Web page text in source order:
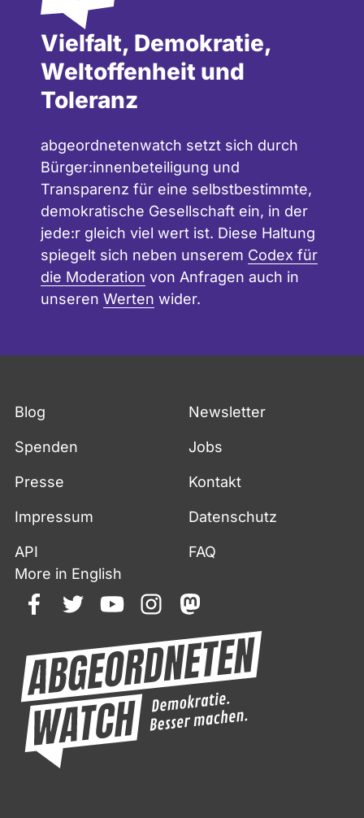
Vielfalt, Demokratie,
Weltoffenheit und
Toleranz
abgeordnetenwatch setzt sich durch
Bürger:innenbeteiligung und
Transparenz für eine selbstbestimmte,
demokratische Gesellschaft ein, in der
jede:r gleich viel wert ist. Diese Haltung
spiegelt sich neben unserem Codex für
die Moderation von Anfragen auch in
unseren Werten wider.
Blog Newsletter
Spenden Jobs
Presse Kontakt
Impressum Datenschutz
API
FAQ
More in English
facebooktwitteryoutubeinstagrammastodon